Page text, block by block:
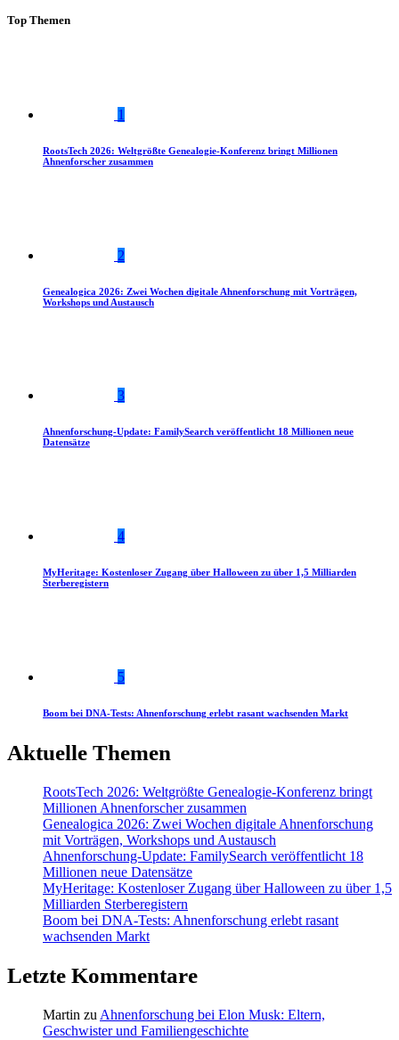
Top Themen
1
RootsTech 2026: Weltgrößte Genealogie-Konferenz bringt Millionen
Ahnenforscher zusammen
2
Genealogica 2026: Zwei Wochen digitale Ahnenforschung mit Vorträgen,
Workshops und Austausch
3
Ahnenforschung-Update: FamilySearch veröffentlicht 18 Millionen neue
Datensätze
4
MyHeritage: Kostenloser Zugang über Halloween zu über 1,5 Milliarden
Sterberegistern
5
Boom bei DNA-Tests: Ahnenforschung erlebt rasant wachsenden Markt
Aktuelle Themen
RootsTech 2026: Weltgrößte Genealogie-Konferenz bringt
Millionen Ahnenforscher zusammen
Genealogica 2026: Zwei Wochen digitale Ahnenforschung
mit Vorträgen, Workshops und Austausch
Ahnenforschung-Update: FamilySearch veröffentlicht 18
Millionen neue Datensätze
MyHeritage: Kostenloser Zugang über Halloween zu über 1,5
Milliarden Sterberegistern
Boom bei DNA-Tests: Ahnenforschung erlebt rasant
wachsenden Markt
Letzte Kommentare
Martin zu Ahnenforschung bei Elon Musk: Eltern,
Geschwister und Familiengeschichte